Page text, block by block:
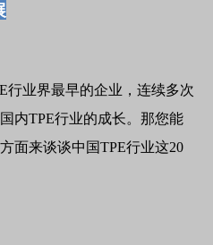
行业界最早的企业，连续多次
内TPE行业的成长。那您能
面来谈谈中国TPE行业这20